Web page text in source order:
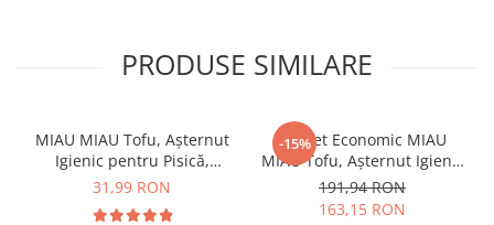
Așternut Igienic Rozătoare
Pești
Acvarii
Accesorii Acvarii
A se păstra într-un loc uscat și răcoros.
PRODUSE SIMILARE
MIAU MIAU Tofu, Așternut
Igienic pentru Pisică,
Lavandă, 6L
31,99 RON
-15%
Pachet Economic MIAU
MIAU Tofu, Așternut Igienic
pentru Pisică, Lavandă,
6x6L
191,94 RON
163,15 RON